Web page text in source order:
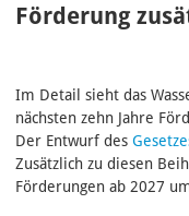
Förderung
Im Detail sieht das
nächsten zehn Jahre
Der Entwurf des
Zusätzlich zu diesen
Förderungen ab 2027